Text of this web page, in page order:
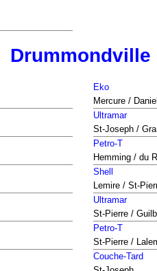
Drummondville
Eko
Mercure /
Ultramar
St-Joseph /
Petro-T
Hemming / du
Shell
Lemire / St-
Ultramar
St-Pierre /
Petro-T
St-Pierre /
Couche-Tard